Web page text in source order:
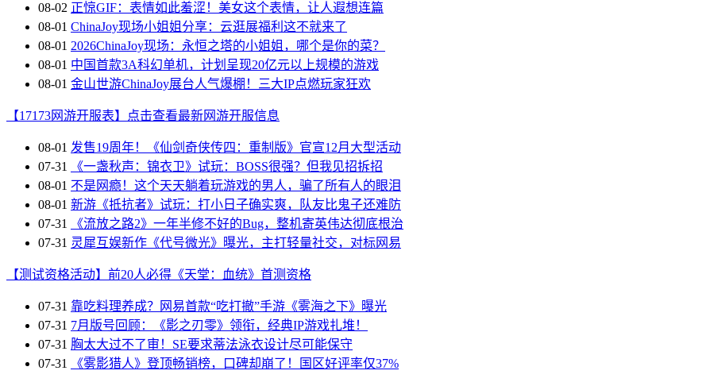
08-02 正惊GIF：表情如此羞涩！美女这个表情，让人遐想连篇
08-01 ChinaJoy现场小姐姐分享：云逛展福利这不就来了
08-01 2026ChinaJoy现场：永恒之塔的小姐姐，哪个是你的菜？
08-01 中国首款3A科幻单机，计划呈现20亿元以上规模的游戏
08-01 金山世游ChinaJoy展台人气爆棚！三大IP点燃玩家狂欢
【17173网游开服表】点击查看最新网游开服信息
08-01 发售19周年！《仙剑奇侠传四：重制版》官宣12月大型活动
07-31
《一盏秋声：锦衣卫》试玩：BOSS很强？但我见招拆招
08-01 不是网瘾！这个天天躺着玩游戏的男人，骗了所有人的眼泪
08-01 新游《抵抗者》试玩：打小日子确实爽，队友比鬼子还难防
07-31
《流放之路2》一年半修不好的Bug，整机寄英伟达彻底根治
07-31 灵犀互娱新作《代号微光》曝光，主打轻量社交，对标网易
【测试资格活动】前20人必得《天堂：血统》首测资格
07-31 靠吃料理养成？网易首款“吃打撤”手游《雾海之下》曝光
07-31 7月版号回顾：《影之刃零》领衔，经典IP游戏扎堆！
07-31 胸太大过不了审！SE要求蒂法泳衣设计尽可能保守
07-31
《雾影猎人》登顶畅销榜，口碑却崩了！国区好评率仅37%